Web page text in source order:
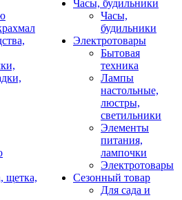
щетка,
Часы, будильники
Часы,
будильники
Электротовары
Бытовая
техника
Лампы
настольные,
люстры,
светильники
Элементы
питания,
лампочки
Электротовары
Сезонный товар
Для сада и